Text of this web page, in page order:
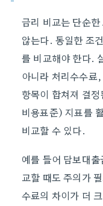
금리 비교는 단순
않는다. 동일한 조
를 비교해야 한다.
아니라 처리수수료
항목이 합쳐져 결
비용표준) 지표를
비교할 수 있다.
예를 들어 담보대
교할 때도 주의가
수료의 차이가 더